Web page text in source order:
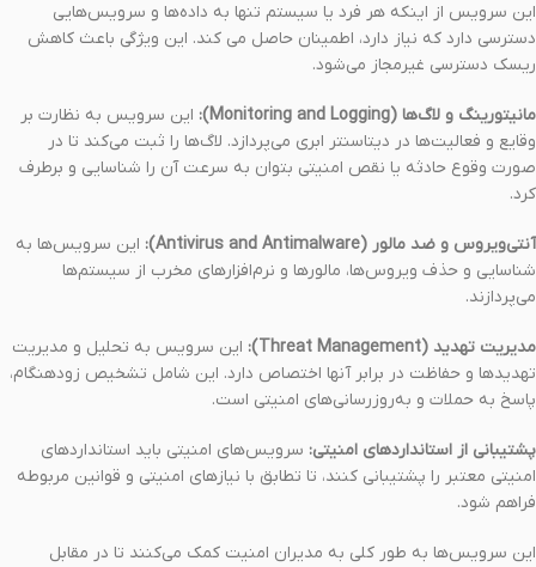
این سرویس از اینکه هر فرد یا سیستم تنها به داده‌ها و سرویس‌هایی
دسترسی دارد که نیاز دارد، اطمینان حاصل می کند. این ویژگی باعث کاهش
ریسک دسترسی غیرمجاز می‌شود.
مانیتورینگ و لاگ‌ها (Monitoring and Logging):
این سرویس به نظارت بر
وقایع و فعالیت‌ها در دیتاسنتر ابری می‌پردازد. لاگ‌ها را ثبت می‌کند تا در
صورت وقوع حادثه یا نقص امنیتی بتوان به سرعت آن را شناسایی و برطرف
کرد.
آنتی‌ویروس و ضد مالور (Antivirus and Antimalware):
این سرویس‌ها به
شناسایی و حذف ویروس‌ها، مالورها و نرم‌افزارهای مخرب از سیستم‌ها
می‌پردازند.
مدیریت تهدید (Threat Management):
این سرویس به تحلیل و مدیریت
تهدیدها و حفاظت در برابر آنها اختصاص دارد. این شامل تشخیص زودهنگام،
پاسخ به حملات و به‌روزرسانی‌های امنیتی است.
پشتیبانی از استانداردهای امنیتی: سرویس‌های امنیتی باید استانداردهای
امنیتی معتبر را پشتیبانی کنند، تا تطابق با نیازهای امنیتی و قوانین مربوطه
فراهم شود.
این سرویس‌ها به طور کلی به مدیران امنیت کمک می‌کنند تا در مقابل